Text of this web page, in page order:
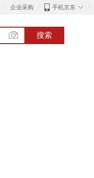
企业采购 ◇
手机京东
搜索